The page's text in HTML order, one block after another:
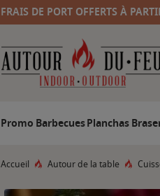
FRAIS DE PORT OFFERTS À
Promo BarbecuesPlanchas
Accueil Autour de la table